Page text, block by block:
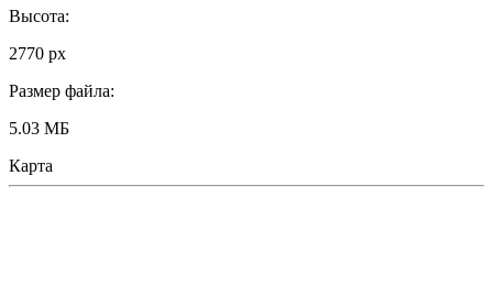
Высота:
2770 px
Размер файла:
5.03 МБ
Карта